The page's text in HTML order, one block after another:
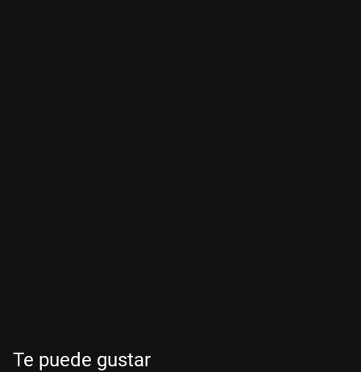
Te puede gustar